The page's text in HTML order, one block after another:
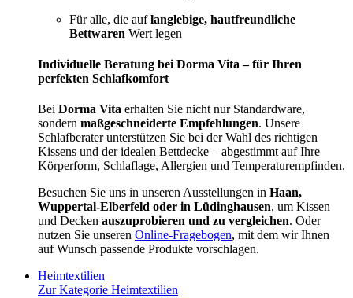
Für alle, die auflanglebige, hautfreundliche
Bettwaren Wert legen
Individuelle Beratung bei Dorma Vita – für Ihren
perfekten Schlafkomfort
Bei Dorma Vita erhalten Sie nicht nur Standardware,
sondern maßgeschneiderte Empfehlungen. Unsere
Schlafberater unterstützen Sie bei der Wahl des richtigen
Kissens und der idealen Bettdecke – abgestimmt auf Ihre
Körperform, Schlaflage, Allergien und Temperaturempfinden.
Besuchen Sie uns in unseren Ausstellungen in Haan,
Wuppertal-Elberfeld oder in Lüdinghausen, um Kissen
und Decken auszuprobieren und zu vergleichen. Oder
nutzen Sie unseren Online-Fragebogen, mit dem wir Ihnen
auf Wunsch passende Produkte vorschlagen.
Heimtextilien
Zur Kategorie Heimtextilien